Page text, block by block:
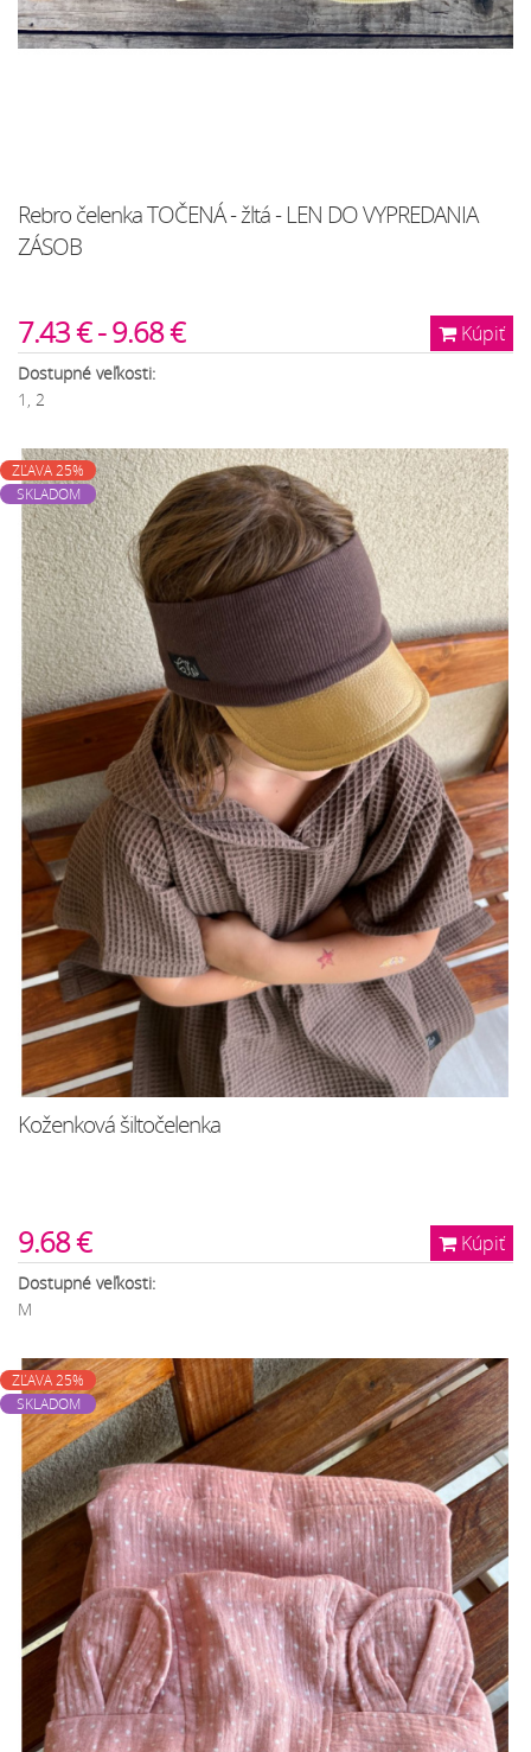
Rebro čelenka TOČENÁ - žltá - LEN DO VYPREDANIA
ZÁSOB
Kúpiť
7.43 € - 9.68 €
Dostupné veľkosti:
1, 2
ZĽAVA 25%
SKLADOM
Koženková šiltočelenka
Kúpiť
9.68 €
Dostupné veľkosti:
M
ZĽAVA 25%
SKLADOM